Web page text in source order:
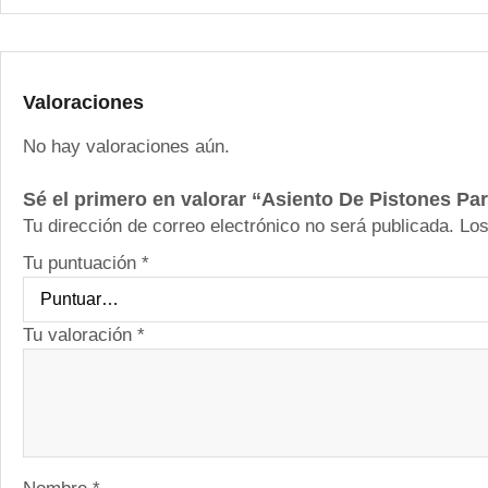
Valoraciones
No hay valoraciones aún.
Sé el primero en valorar “Asiento De Pistones
Tu dirección de correo electrónico no será publicada.
Tu puntuación *
Tu valoración *